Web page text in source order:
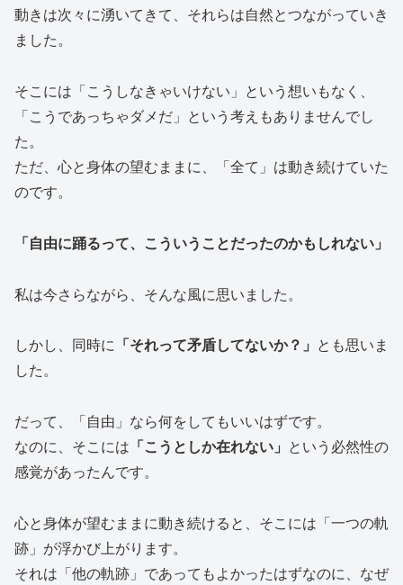
動きは次々に湧いてきて、それらは自然とつながっていき
ました。
そこには「こうしなきゃいけない」という想いもなく、
「こうであっちゃダメだ」という考えもありませんでし
た。
ただ、心と身体の望むままに、「全て」は動き続けていた
のです。
「自由に踊るって、こういうことだったのかもしれない」
私は今さらながら、そんな風に思いました。
しかし、同時に 「それって矛盾してないか？」
とも思いま
した。
だって、「自由」なら何をしてもいいはずです。
なのに、そこには 「こうとしか在れない」
という必然性の
感覚があったんです。
心と身体が望むままに動き続けると、そこには「一つの軌
跡」が浮かび上がります。
それは「他の軌跡」であってもよかったはずなのに、なぜ